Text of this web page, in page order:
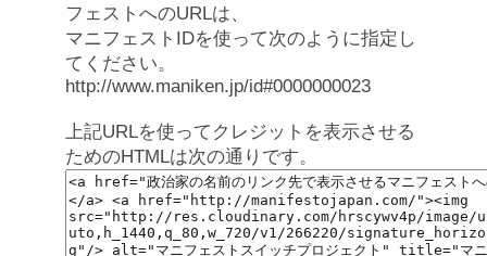
フェストへのURLは、
マニフェストIDを使って次のように指定し
てください。
http://www.maniken.jp/id#0000000023
上記URLを使ってクレジットを表示させる
ためのHTMLは次の通りです。